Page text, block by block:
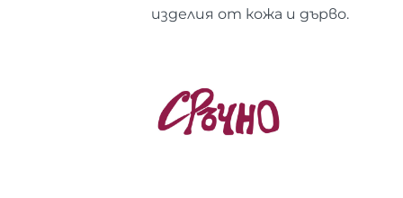
изделия от кожа и дърво.